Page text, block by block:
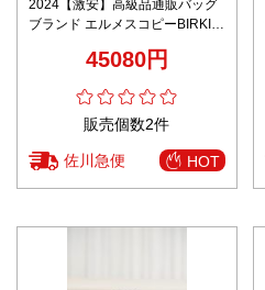
2024【激安】高級品通販バッグ
ブランド エルメスコピーBIRKIN
45080円
販売個数2件
佐川急便 HOT